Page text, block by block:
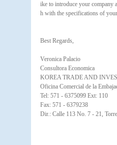
ike to introduce your company
h with the specifications of
Best Regards,
Veronica Palacio
Consultora Economica
KOREA TRADE AND
Oficina Comercial de la
Tel: 571 - 6375099 Ext: 110
Fax: 571 - 6379238
Dir.: Calle 113 No. 7 - 21,